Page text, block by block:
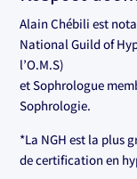
Alain Chébili est
National Guild of
l’O.M.S)
et Sophrologue
Sophrologie.
*La NGH est la plus
de certification en